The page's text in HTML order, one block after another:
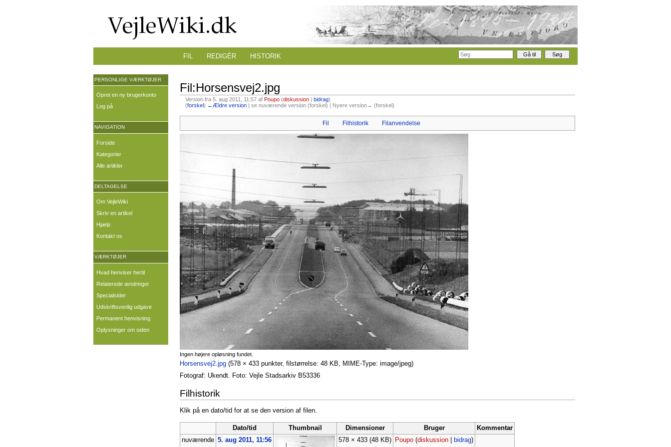
Fil:Horsensvej2.jpg
Version fra 5. aug 2011, 11:57 af Poupo (diskussion| bidrag)
(forskel) ←Ældre version| se nuværende version (forskel) | Nyere version→ (forskel)
Fil Filhistorik Filanvendelse
Ingen højere opløsning fundet.
Horsensvej2.jpg (578 × 433 punkter, filstørrelse: 48 KB, MIME-Type: image/jpeg)
Fotograf: Ukendt. Foto: Vejle Stadsarkiv B53336
Filhistorik
Klik på en dato/tid for at se den version af filen.
Dato/tid Thumbnail Dimensioner Bruger
Kommentar
nuværende 5. aug 2011, 11:56 578 × 433 (48 KB) Poupo (diskussion| bidrag)
FIL REDIGÉR HISTORIK
PERSONLIGE VÆRKTØJER
Opret en ny brugerkonto
Log på
NAVIGATION
Forside
Kategorier
Alle artikler
DELTAGELSE
Om VejleWiki
Skriv en artikel
Hjælp
Kontakt os
VÆRKTØJER
Hvad henviser hertil
Relaterede ændringer
Specialsider
Udskriftsvenlig udgave
Permanent henvisning
Oplysninger om siden